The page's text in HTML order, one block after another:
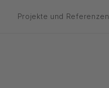
Projekte und Referenzen